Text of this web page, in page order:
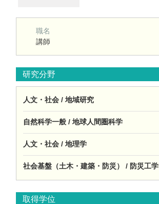
職名
講師
研究分野
人文・社会 / 地域研究
自然科学一般 / 地球人間圏科学
人文・社会 / 地理学
社会基盤（土木・建築・防災） / 防災工学
取得学位